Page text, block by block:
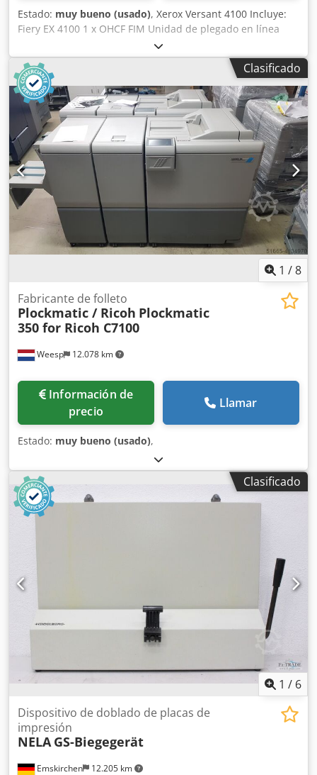
Estado: muy bueno (usado), Xerox Versant 4100 Incluye:
Fiery EX 4100 1 x OHCF FIM Unidad de plegado en línea
Dcsdpfxeychr Eo Aqgek Equipo para la elaboración de
folletos ¡La máquina está en perfectas condiciones de
funcionamiento!
Clasificado
1 /8
Weesp 12.078 km
Fabricante de folleto
Plockmatic / Ricoh Plockmatic
350 for Ricoh C7100
Información de
precio
Llamar
Estado: muy bueno (usado),
Clasificado
1 / 6
Emskirchen 12.205 km
Dispositivo de doblado de placas de
impresión
NELA GS-Biegegerät